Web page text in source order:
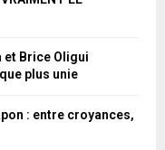
et Brice Oligui
plus unie
: entre croyances,